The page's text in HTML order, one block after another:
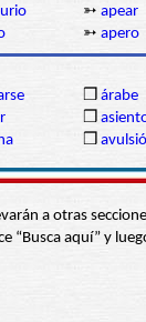
➳ apear
➳ apero
❒ árabe
❒
❒
a otras
“Busca aquí” y